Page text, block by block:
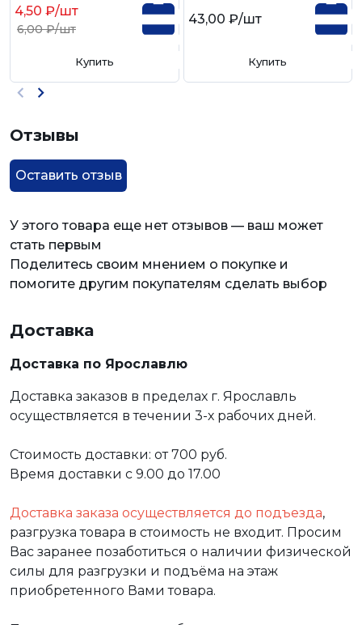
4,50 ₽/шт
6,00 ₽/шт
Купить
43,00 ₽/шт
Купить
Отзывы
Оставить отзыв
У этого товара еще нет отзывов — ваш может
стать первым
Поделитесь своим мнением о покупке и
помогите другим покупателям сделать выбор
Доставка
Доставка по Ярославлю
Доставка заказов в пределах г. Ярославль
осуществляется в течении 3-х рабочих дней.
Стоимость доставки: от 700 руб.
Время доставки с 9.00 до 17.00
Доставка заказа осуществляется до подъезда,
разгрузка товара в стоимость не входит. Просим
Вас заранее позаботиться о наличии физической
силы для разгрузки и подъёма на этаж
приобретенного Вами товара.